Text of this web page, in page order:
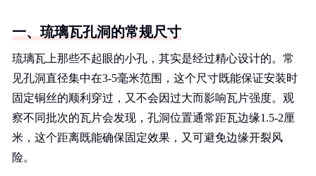
一、琉璃瓦孔洞的常规尺寸
琉璃瓦上那些不起眼的小孔，其实是经过精心设计的。常
见孔洞直径集中在3-5毫米范围，这个尺寸既能保证安装时
固定铜丝的顺利穿过，又不会因过大而影响瓦片强度。观
察不同批次的瓦片会发现，孔洞位置通常距瓦边缘1.5-2厘
米，这个距离既能确保固定效果，又可避免边缘开裂风
险。